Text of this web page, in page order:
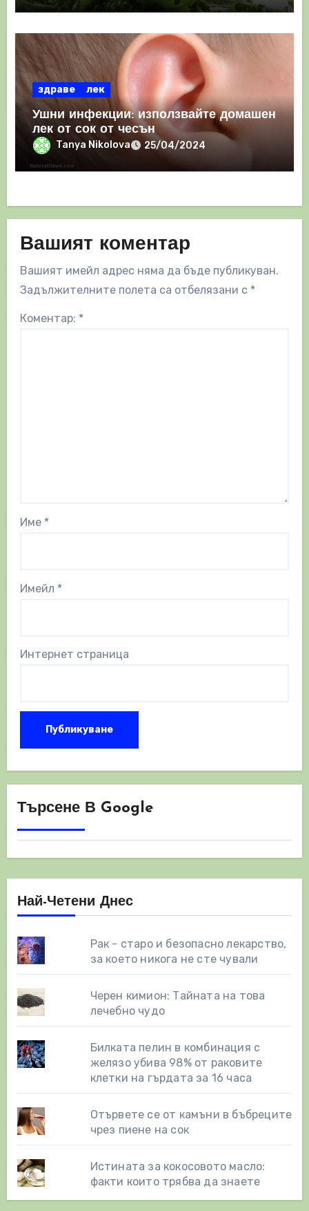
здраве лек
Ушни инфекции: използвайте домашен
лек от сок от чесън
Tanya Nikolova 25/04/2024
Вашият коментар
Вашият имейл адрес няма да бъде публикуван.
Задължителните полета са отбелязани с *
Коментар: *
Име *
Имейл *
Интернет страница
Търсене В Google
Най-Четени Днес
Рак - старо и безопасно лекарство,
за което никога не сте чували
Черен кимион: Тайната на това
лечебно чудо
Билката пелин в комбинация с
желязо убива 98% от раковите
клетки на гърдата за 16 часа
Отървете се от камъни в бъбреците
чрез пиене на сок
Истината за кокосовото масло:
факти които трябва да знаете